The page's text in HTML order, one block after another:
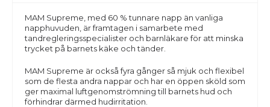
MAM Supreme, med 60 % tunnare napp än vanliga
napphuvuden, är framtagen i samarbete med
tandregleringsspecialister och barnläkare för att minska
trycket på barnets käke och tänder.
MAM Supreme är också fyra gånger så mjuk och flexibel
som de flesta andra nappar och har en öppen sköld som
ger maximal luftgenomströmning till barnets hud och
förhindrar därmed hudirritation.